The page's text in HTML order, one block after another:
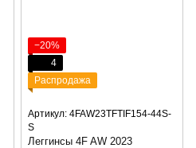
−20%
4
Распродажа
Артикул: 4FAW23TFTIF154-44S-
S
Леггинсы 4F AW 2023